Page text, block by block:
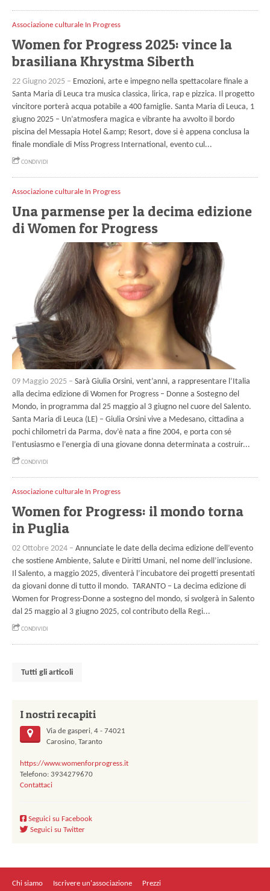
Associazione culturale In Progress
Women for Progress 2025: vince la
brasiliana Khrystma Siberth
22 Giugno 2025 – Emozioni, arte e impegno nella spettacolare finale a
Santa Maria di Leuca tra musica classica, lirica, rap e pizzica. Il progetto
vincitore porterà acqua potabile a 400 famiglie. Santa Maria di Leuca, 1
giugno 2025 – Un’atmosfera magica e vibrante ha avvolto il bordo
piscina del Messapia Hotel &amp; Resort, dove si è appena conclusa la
finale mondiale di Miss Progress International, evento cul...
CONDIVIDI
Associazione culturale In Progress
Una parmense per la decima edizione
di Women for Progress
09 Maggio 2025 – Sarà Giulia Orsini, vent’anni, a rappresentare l’Italia
alla decima edizione di Women for Progress – Donne a Sostegno del
Mondo, in programma dal 25 maggio al 3 giugno nel cuore del Salento.
Santa Maria di Leuca (LE) – Giulia Orsini vive a Medesano, cittadina a
pochi chilometri da Parma, dov’è nata a fine 2004, e porta con sé
l’entusiasmo e l’energia di una giovane donna determinata a costruir...
CONDIVIDI
Associazione culturale In Progress
Women for Progress: il mondo torna
in Puglia
02 Ottobre 2024 – Annunciate le date della decima edizione dell’evento
che sostiene Ambiente, Salute e Diritti Umani, nel nome dell’inclusione.
Il Salento, a maggio 2025, diventerà l’incubatore dei progetti presentati
da giovani donne di tutto il mondo. TARANTO – La decima edizione di
Women for Progress-Donne a sostegno del mondo, si svolgerà in Salento
dal 25 maggio al 3 giugno 2025, col contributo della Regi...
CONDIVIDI
Tutti gli articoli
I nostri recapiti
Via de gasperi, 4 - 74021
Carosino, Taranto
https://www.womenforprogress.it
Telefono: 3934279670
Contattaci
Seguici su Facebook
Seguici su Twitter
Chi siamo Iscrivere un'associazione Prezzi